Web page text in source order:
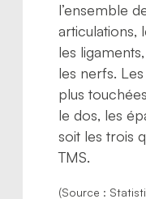
l’ensemble
articulations,
les
les nerfs.
plus
le dos, les
soit les trois
TMS.
(Source :